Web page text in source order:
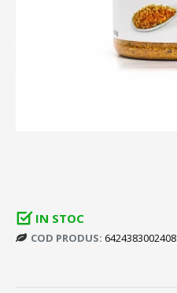
IN STOC
COD PRODUS: 6424383002408